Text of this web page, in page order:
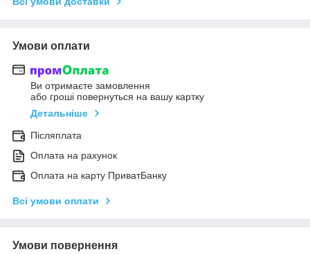
Умови оплати
Ви отримаєте замовлення
або гроші повернуться на вашу картку
Детальніше
Післяплата
Оплата на рахунок
Оплата на карту ПриватБанку
Всі умови оплати
Умови повернення